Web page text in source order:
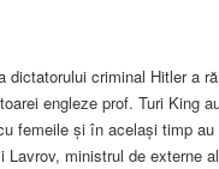
criminal Hitler a
engleze prof. Turi King
femeile și în același timp
ministrul de externe